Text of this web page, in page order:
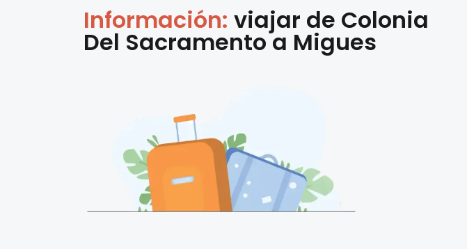
Información: viajar de Colonia
Del Sacramentoa Migues